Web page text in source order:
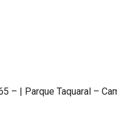
– | Parque Taquaral –